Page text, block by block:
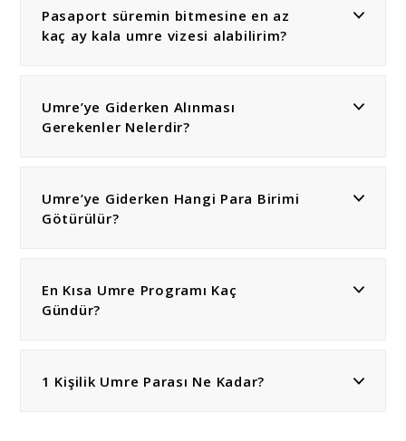
Pasaport süremin bitmesine en az
kaç ay kala umre vizesi alabilirim?
Umre’ye Giderken Alınması
Gerekenler Nelerdir?
Umre’ye Giderken Hangi Para Birimi
Götürülür?
En Kısa Umre Programı Kaç
Gündür?
1 Kişilik Umre Parası Ne Kadar?